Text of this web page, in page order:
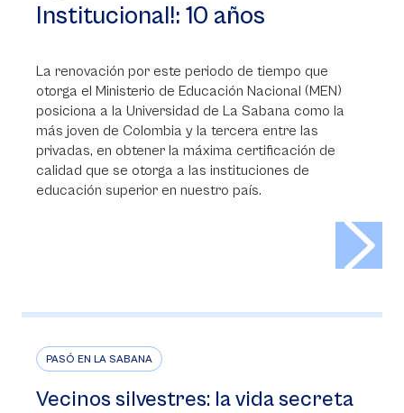
Institucional!: 10 años
La renovación por este periodo de tiempo que
otorga el Ministerio de Educación Nacional (MEN)
posiciona a la Universidad de La Sabana como la
más joven de Colombia y la tercera entre las
privadas, en obtener la máxima certificación de
calidad que se otorga a las instituciones de
educación superior en nuestro país.
PASÓ EN LA SABANA
Vecinos silvestres: la vida secreta